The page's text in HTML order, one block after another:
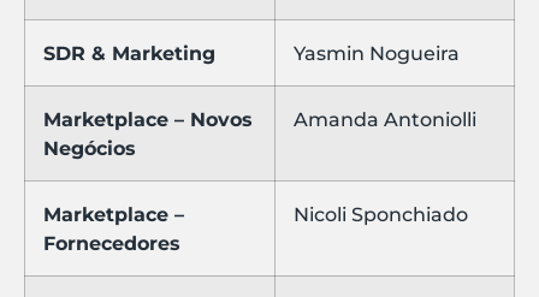
SDR & Marketing Yasmin Nogueira
Marketplace – Novos
Negócios
Amanda Antoniolli
Marketplace –
Fornecedores
Nicoli Sponchiado